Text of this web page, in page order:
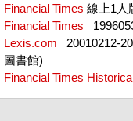
Financial Times 線上1人
Financial Times
Lexis.com 20010212-
圖書館)
Financial Times